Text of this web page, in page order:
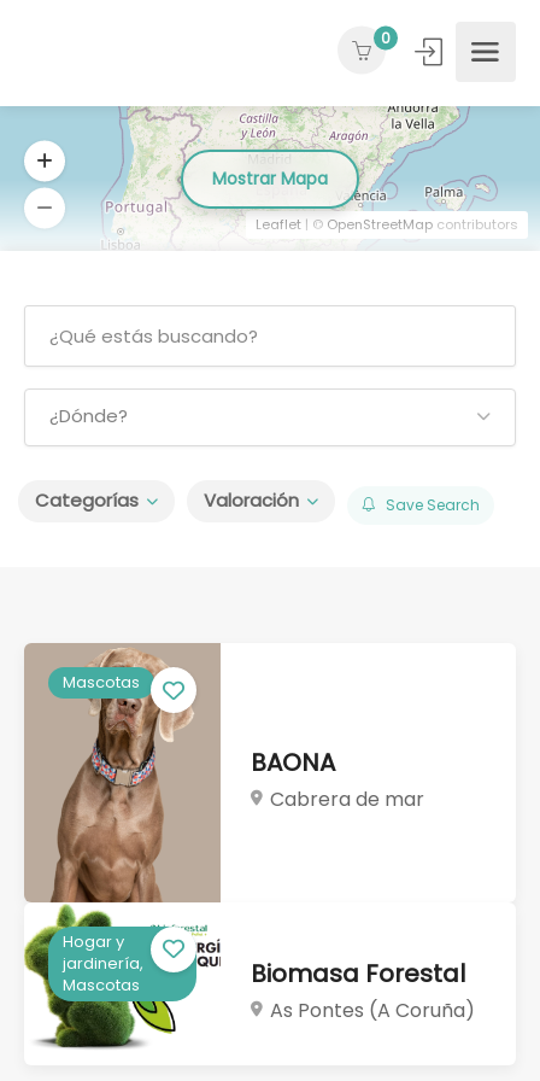
0
¿Dónde?
Categorías Valoración Save Search
Mascotas
BAONA
Cabrera de mar
Hogar y
jardinería,
Mascotas
Biomasa Forestal
As Pontes (A Coruña)
Leaflet | © OpenStreetMap contributors
Mostrar Mapa